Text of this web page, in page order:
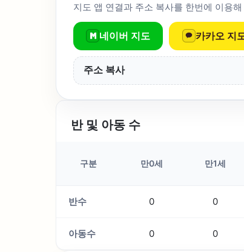
지도 앱 연결과 주소 복사를 한번에 이용
네이버 지도 카카오 지
주소 복사
반 및 아동 수
구분 만0세 만1세
반수 0 0
아동수 0 0